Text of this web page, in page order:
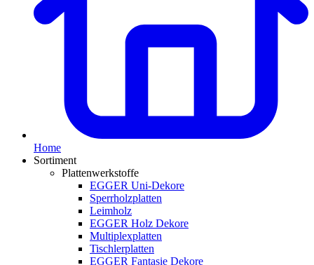
Home
Sortiment
Plattenwerkstoffe
EGGER Uni-Dekore
Sperrholzplatten
Leimholz
EGGER Holz Dekore
Multiplexplatten
Tischlerplatten
EGGER Fantasie Dekore